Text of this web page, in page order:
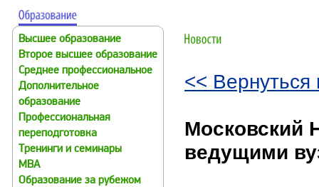
Высшее образование
Второе высшее образование
Среднее профессиональное
Дополнительное
образование
Профессиональная
переподготовка
Тренинги и семинары
MBA
Образование за рубежом
<< Вернуться
Московский
ведущими